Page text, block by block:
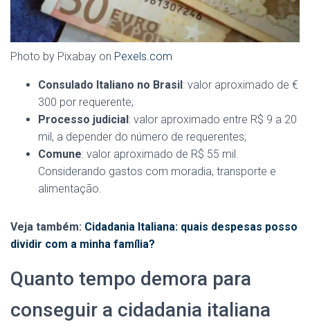
Photo by Pixabay on Pexels.com
Consulado Italiano no Brasil : valor aproximado de €
300 por requerente;
Processo judicial : valor aproximado entre R$ 9 a 20
mil, a depender do número de requerentes;
Comune: valor aproximado de R$ 55 mil.
Considerando gastos com moradia, transporte e
alimentação.
Veja também: Cidadania Italiana: quais despesas posso
dividir com a minha família?
Quanto tempo demora para
conseguir a cidadania italiana